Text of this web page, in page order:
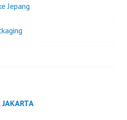
Jepang
JAKARTA